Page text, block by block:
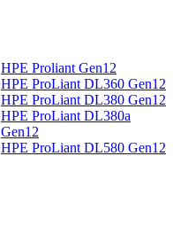
HPE Proliant Gen12
HPE ProLiant DL360 Gen12
HPE ProLiant DL380 Gen12
HPE ProLiant DL380a
Gen12
HPE ProLiant DL580 Gen12